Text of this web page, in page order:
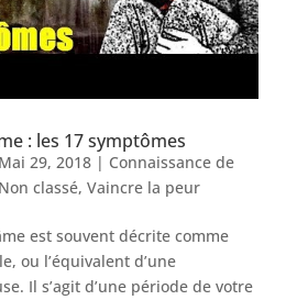
: les 17 symptômes
Mai 29, 2018| Connaissance de
Non classé, Vaincre la peur
est souvent décrite comme
ou l’équivalent d’une
Il s’agit d’une période de votre